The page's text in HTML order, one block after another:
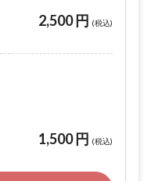
2,500 円 (税込)
1,500 円 (税込)